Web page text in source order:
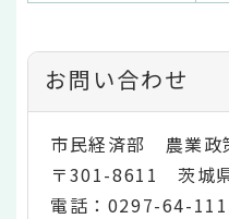
お問い合わせ
市民経済部 農業政
〒301-8611 茨城
電話：0297-64-